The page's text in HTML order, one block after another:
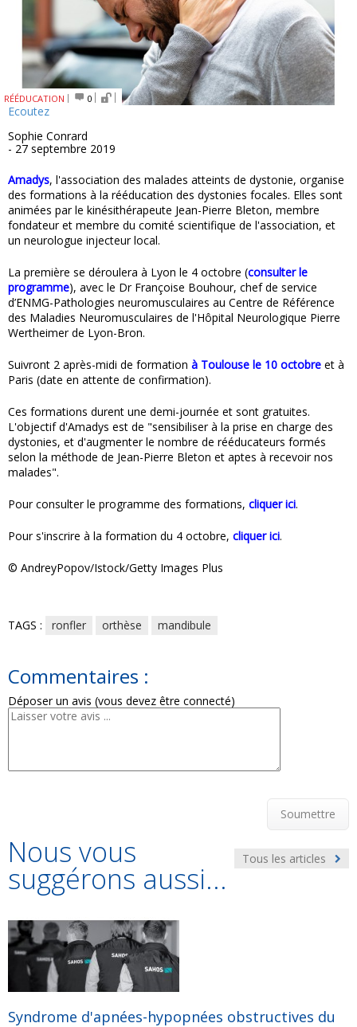
RÉÉDUCATION 0
Ecoutez
Sophie Conrard
- 27 septembre 2019
Amadys, l'association des malades atteints de dystonie, organise
des formations à la rééducation des dystonies focales. Elles sont
animées par le kinésithérapeute Jean-Pierre Bleton, membre
fondateur et membre du comité scientifique de l'association, et
un neurologue injecteur local.
La première se déroulera à Lyon le 4 octobre (consulter le
programme), avec le Dr Françoise Bouhour, chef de service
d’ENMG-Pathologies neuromusculaires au Centre de Référence
des Maladies Neuromusculaires de l'Hôpital Neurologique Pierre
Wertheimer de Lyon-Bron.
Suivront 2 après-midi de formation à Toulouse le 10 octobre et à
Paris (date en attente de confirmation).
Ces formations durent une demi-journée et sont gratuites.
L'objectif d'Amadys est de "sensibiliser à la prise en charge des
dystonies, et d'augmenter le nombre de rééducateurs formés
selon la méthode de Jean-Pierre Bleton et aptes à recevoir nos
malades".
Pour consulter le programme des formations, cliquer ici.
Pour s'inscrire à la formation du 4 octobre, cliquer ici.
© AndreyPopov/Istock/Getty Images Plus
TAGS : ronfler orthèse mandibule
Commentaires :
Déposer un avis (vous devez être connecté)
Soumettre
Tous les articles
Nous vous
suggérons aussi...
Syndrome d'apnées-hypopnées obstructives du